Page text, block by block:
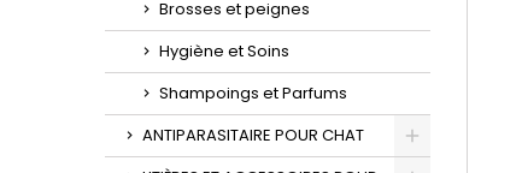
Brosses et peignes
Hygiène et Soins
Shampoings et Parfums
ANTIPARASITAIRE POUR CHAT